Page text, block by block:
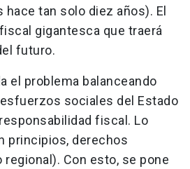
tan solo diez años). El
gigantesca que traerá
futuro.
el problema balanceando
sociales del Estado
fiscal. Lo
principios, derechos
Con esto, se pone